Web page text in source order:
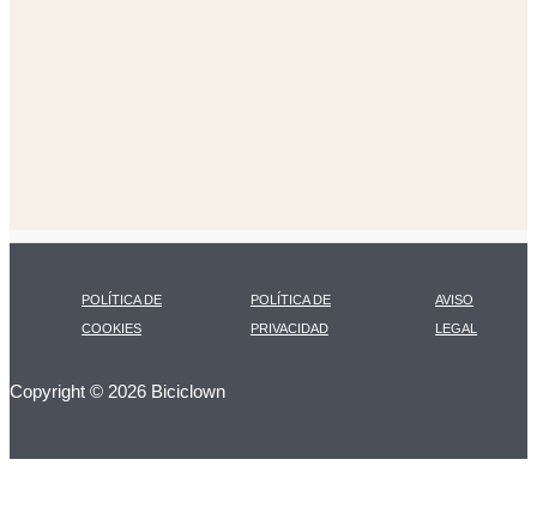
POLÍTICA DE
COOKIES
POLÍTICA DE
PRIVACIDAD
AVISO
LEGAL
Copyright © 2026 Biciclown